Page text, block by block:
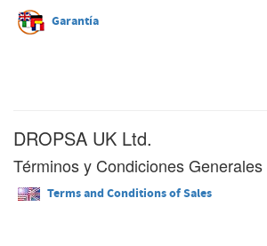
Garantía
DROPSA UK Ltd.
Términos y Condiciones
Terms and Conditions of Sales